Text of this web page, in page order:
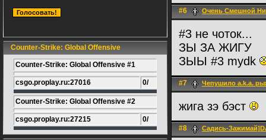
Counter-Strike: Global Offensive
Counter-Strike: Global Offensive #1
csgo.proplay.ru:27016 0/
Counter-Strike: Global Offensive #2
csgo.proplay.ru:27215 0/
#6 Очень Смешной
#3 не чоток...
ЗЫ ЗА ЖИГУ
ЗЫЫ #3 mydk
#7 Чепушило a.k.a.
жига зэ бэст
#8 Садись-